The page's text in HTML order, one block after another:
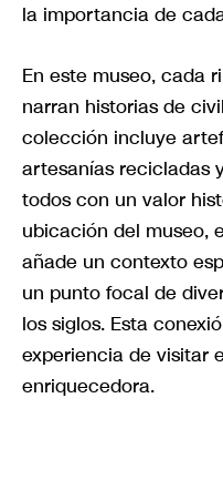
la importancia de
En este museo, cada
narran historias de
colección incluye
artesanías recicladas
todos con un valor
ubicación del museo,
añade un contexto
un punto focal de
los siglos. Esta
experiencia de visitar
enriquecedora.